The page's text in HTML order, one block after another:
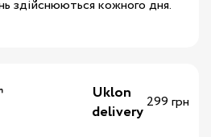
здійснюються кожного дня.
Uklon
delivery 299 грн